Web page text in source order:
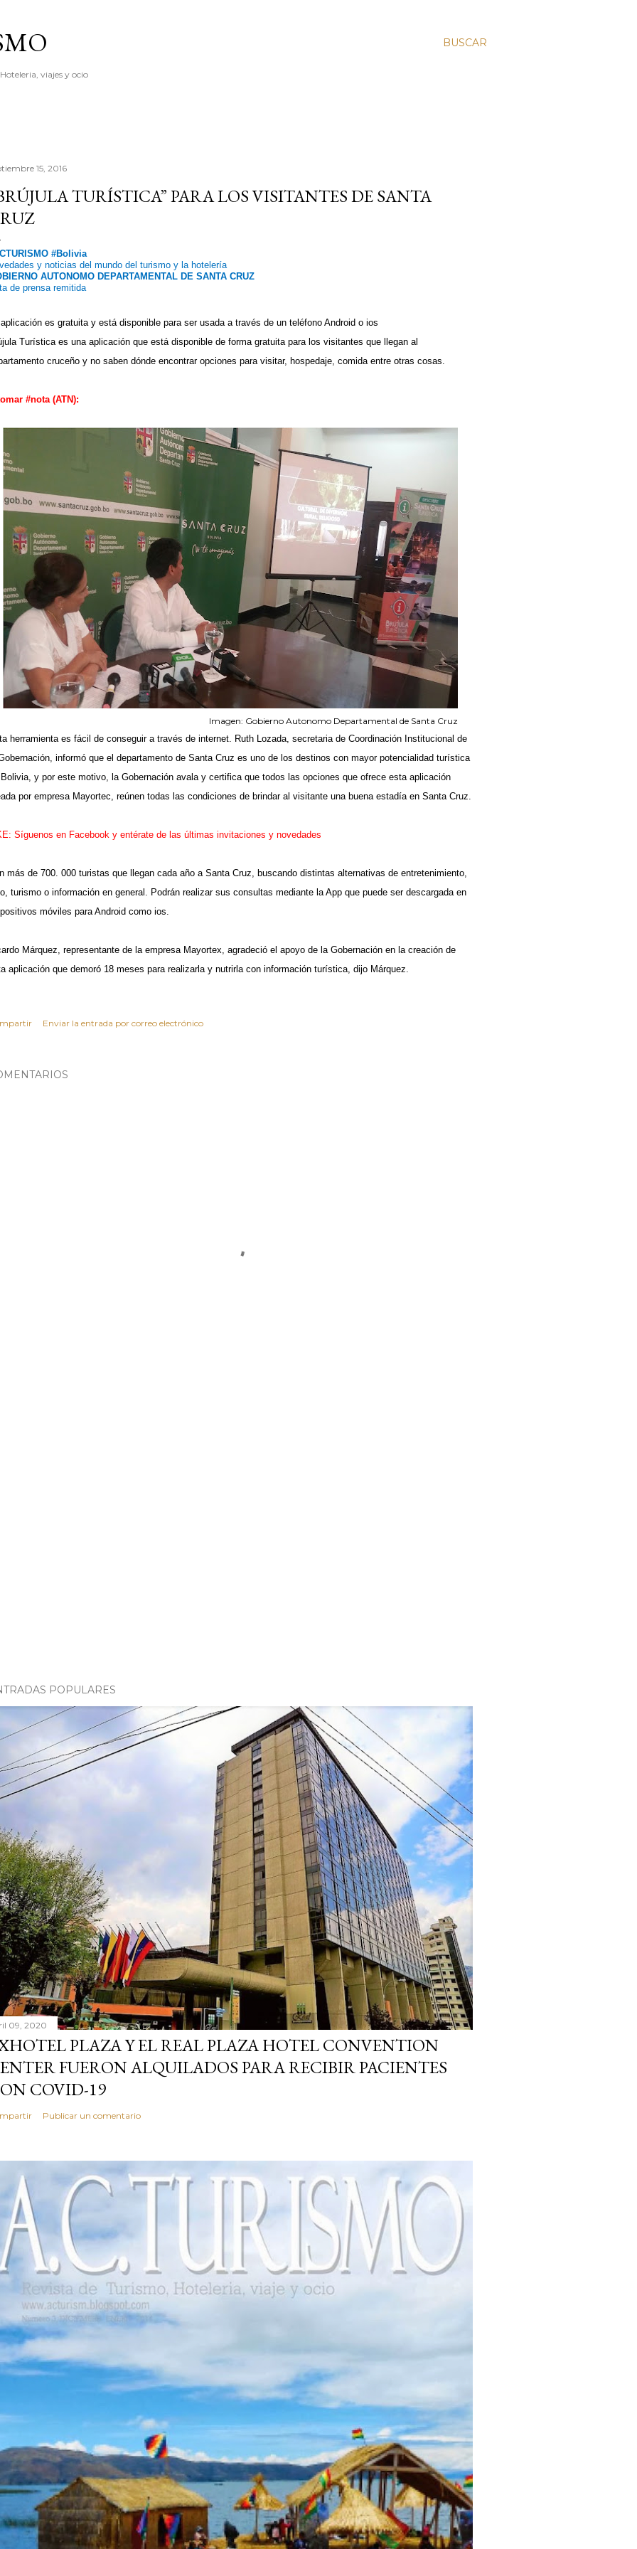
BUSCAR
viajes y ocio
15, 2016
TURÍSTICA” PARA LOS VISITANTES DE SANTA
#Bolivia
y noticias del mundo del turismo y la hotelería
AUTONOMO DEPARTAMENTAL DE SANTA CRUZ
de prensa remitida
es gratuita y está disponible para ser usada a través de un teléfono Android o ios
Turística es una aplicación que está disponible de forma gratuita para los visitantes que llegan al
cruceño y no saben dónde encontrar opciones para visitar, hospedaje, comida entre otras cosas.
#nota (ATN):
Imagen: Gobierno Autonomo Departamental de Santa Cruz
herramienta es fácil de conseguir a través de internet. Ruth Lozada, secretaria de Coordinación Institucional de
informó que el departamento de Santa Cruz es uno de los destinos con mayor potencialidad turística
y por este motivo, la Gobernación avala y certifica que todos las opciones que ofrece esta aplicación
por empresa Mayortec, reúnen todas las condiciones de brindar al visitante una buena estadía en Santa Cruz.
Síguenos en Facebook y entérate de las últimas invitaciones y novedades
más de 700. 000 turistas que llegan cada año a Santa Cruz, buscando distintas alternativas de entretenimiento,
turismo o información en general. Podrán realizar sus consultas mediante la App que puede ser descargada en
móviles para Android como ios.
Márquez, representante de la empresa Mayortex, agradeció el apoyo de la Gobernación en la creación de
aplicación que demoró 18 meses para realizarla y nutrirla con información turística, dijo Márquez.
Enviar la entrada por correo electrónico
POPULARES
09, 2020
PLAZA Y EL REAL PLAZA HOTEL CONVENTION
FUERON ALQUILADOS PARA RECIBIR PACIENTES
COVID-19
Publicar un comentario